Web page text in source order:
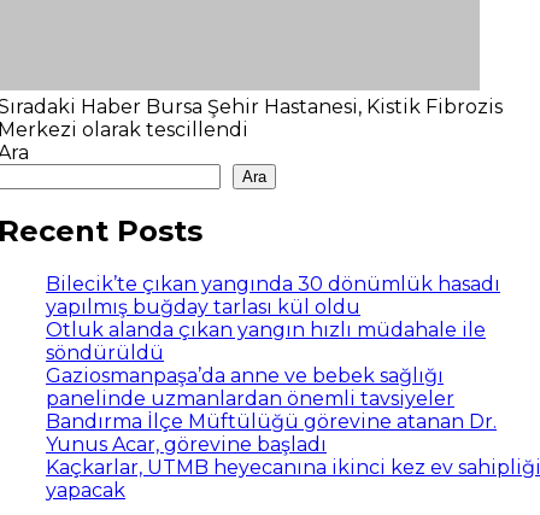
Haber Bursa Şehir Hastanesi, Kistik Fibrozis
olarak tescillendi
Ara
Posts
Bilecik’te çıkan yangında 30 dönümlük hasadı
yapılmış buğday tarlası kül oldu
Otluk alanda çıkan yangın hızlı müdahale ile
söndürüldü
Gaziosmanpaşa’da anne ve bebek sağlığı
panelinde uzmanlardan önemli tavsiyeler
Bandırma İlçe Müftülüğü görevine atanan Dr.
Yunus Acar, görevine başladı
Kaçkarlar, UTMB heyecanına ikinci kez ev sahipliği
yapacak